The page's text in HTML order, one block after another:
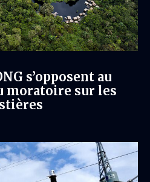
s’opposent au
moratoire sur les